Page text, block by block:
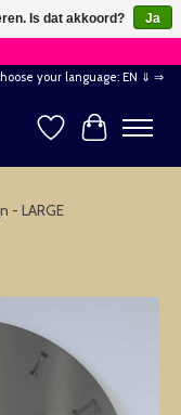
×
your language: EN ⇓ ⇒
Verlanglijst
- LARGE
Is dat akkoord?
Ja